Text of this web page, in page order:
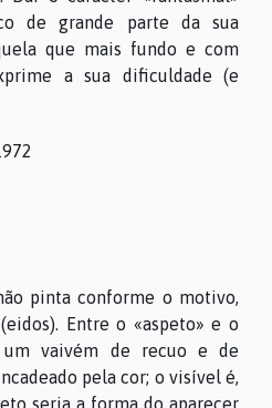
de grande parte da sua
que mais fundo e com
a sua dificuldade (e
pinta conforme o motivo,
Entre o «aspeto» e o
um vaivém de recuo e de
pela cor; o visível é,
seria a forma do aparecer